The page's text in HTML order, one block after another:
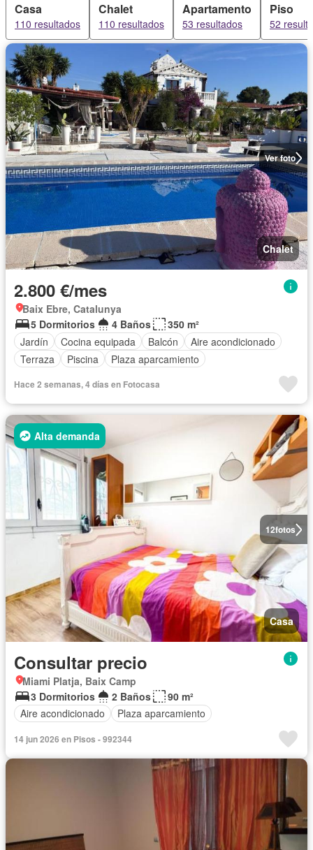
Casa
110 resultados
Chalet
110 resultados
Apartamento
53 resultados
Piso
52
Ver foto
Chalet
2.800 €/mes
Baix Ebre, Catalunya
5 Dormitorios
4 Baños
350 m²
Jardín
Cocina equipada Balcón
Aire acondicionado
Terraza
Piscina Plaza aparcamiento
Hace 2 semanas, 4 días en Fotocasa
12fotos
Alta demanda
Casa
Consultar precio
Miami Platja, Baix Camp
3 Dormitorios
2 Baños
90 m²
Aire acondicionado
Plaza aparcamiento
14 jun 2026 en Pisos - 992344